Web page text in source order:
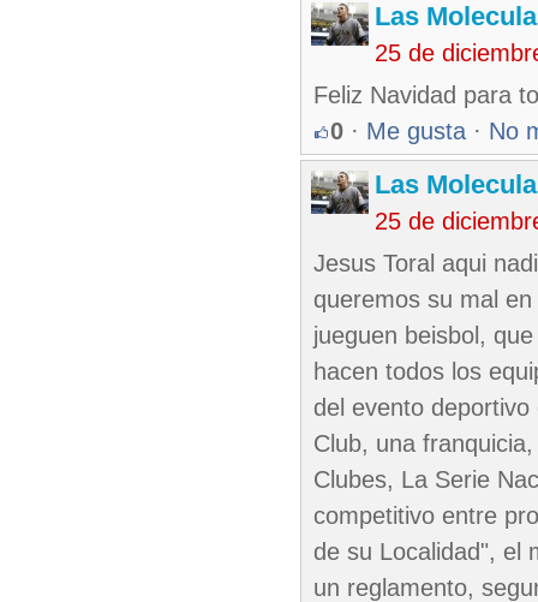
Las
25 de
Feliz Navidad para
0 · Me gusta · No
Las
25 de
Jesus Toral aqui
queremos su mal
jueguen beisbol,
hacen todos los
del evento
Club, una
Clubes, La Serie
competitivo entre
de su Localidad", el
un reglamento,